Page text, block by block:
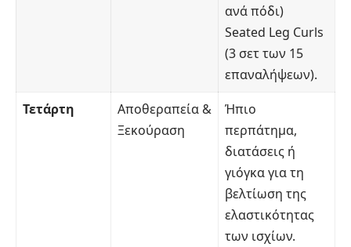
ανά πόδι)
Seated Leg Curls
(3 σετ των 15
επαναλήψεων).
Τετάρτη
Αποθεραπεία &
Ξεκούραση
Ήπιο
περπάτημα,
διατάσεις ή
γιόγκα για τη
βελτίωση της
ελαστικότητας
των ισχίων.